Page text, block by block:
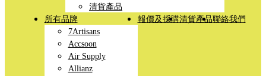
清貨產品
所有品牌
7Artisans
Accsoon
Air Supply
Allianz
報價及採購清貨產品聯絡我們